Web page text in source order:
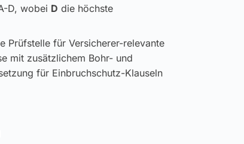
D, wobei D die höchste
Prüfstelle für Versicherer-relevante
mit zusätzlichem Bohr- und
für Einbruchschutz-Klauseln